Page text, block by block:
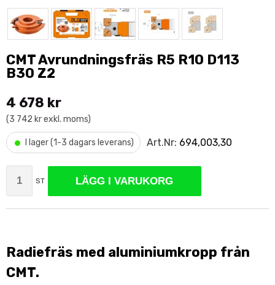
CMT Avrundningsfräs R5 R10 D113
B30 Z2
4 678 kr
(3 742 kr exkl. moms)
• I lager (1-3 dagars leverans) Art.Nr: 694,003,30
ST LÄGG I VARUKORG
Radiefräs med aluminiumkropp från
CMT.